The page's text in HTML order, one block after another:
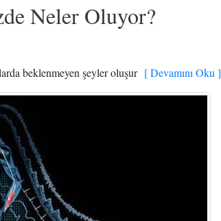
Neler Oluyor?
beklenmeyen şeyler oluşur[ Devamını Oku ]